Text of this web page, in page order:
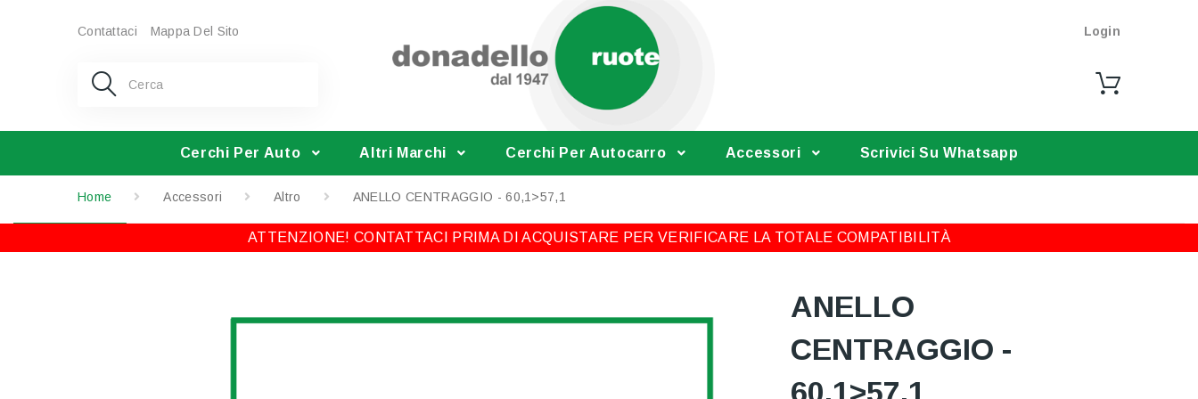
Contattaci Mappa Del Sito Login
Cerchi Per Auto Altri Marchi Cerchi Per Autocarro Accessori Scrivici Su Whatsapp
Home Accessori Altro ANELLO CENTRAGGIO - 60,1>57,1
ATTENZIONE! CONTATTACI PRIMA DI ACQUISTARE PER VERIFICARE LA TOTALE COMPATIBILITÀ
ANELLO
CENTRAGGIO -
60,1>57,1